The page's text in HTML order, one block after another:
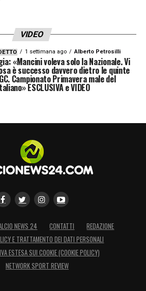
NOSTRE TOP NEWS
VIDEO
1 settimana ago Alberto Petrosilli
«Mancini voleva solo la Nazionale. Vi
è successo davvero dietro le quinte
Campionato Primavera male del
ESCLUSIVA e VIDEO
NEWS 24 CONTATTI
REDAZIONE
E TRATTAMENTO DEI DATI PERSONALI
ESTESA SUI COOKIE (COOKIE POLICY)
NETWORK SPORT REVIEW